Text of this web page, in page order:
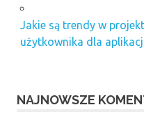
Jakie są trendy w
użytkownika dla
NAJNOWSZE